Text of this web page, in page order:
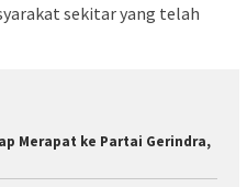
sekitar yang telah
Merapat ke Partai Gerindra,